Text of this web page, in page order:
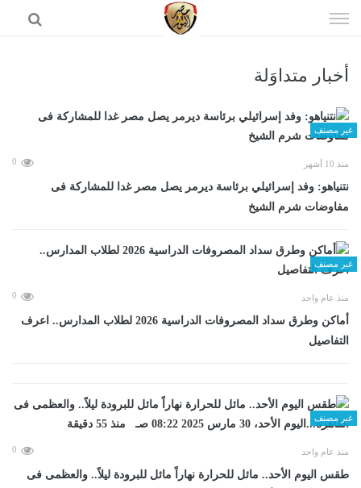
الى
أخبار متداوَلة
غير مصنف
منذ 10 أشهر 0
نتنياهو: وفد إسرائيلي برئاسة ديرمر يصل مصر غدا للمشاركة فى
مفاوضات شرم الشيخ
غير مصنف
منذ عام واحد 0
أماكن وطرق سداد المصروفات الدراسية 2026 لطلاب المدارس.. اعرف
التفاصيل
غير مصنف
منذ عام واحد 0
طقس اليوم الأحد.. مائل للحرارة نهاراً مائل للبرودة ليلاً.. والعظمى فى